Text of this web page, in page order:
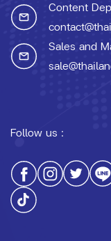
Content
Sales and
Follow us :